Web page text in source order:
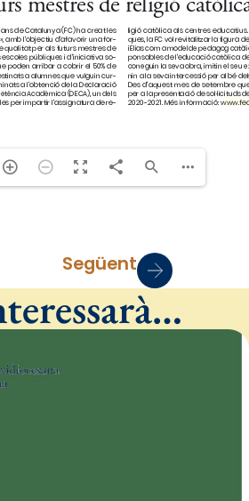
2020-2021. Més informació:
Següent